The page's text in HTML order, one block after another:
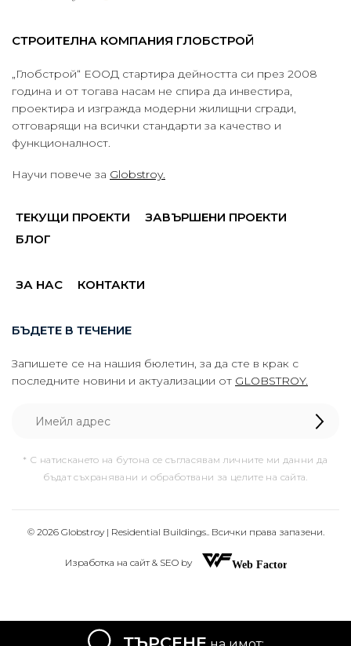
СТРОИТЕЛНА КОМПАНИЯ ГЛОБСТРОЙ
„Глобстрой“ ЕООД стартира дейността си през 2008
година и от тогава насам не спира да инвестира,
проектира и изгражда модерни жилищни сгради,
отговарящи на всички стандарти за качество и
функционалност.
Научи повече за Globstroy.
ТЕКУЩИ ПРОЕКТИ
ЗАВЪРШЕНИ ПРОЕКТИ
БЛОГ
ЗА НАС КОНТАКТИ
БЪДЕТЕ В ТЕЧЕНИЕ
Запишете се на нашия бюлетин, за да сте в крак с
последните новини и актуализации от GLOBSTROY.
* С натискането на бутона се съгласявам личните ми данни да
бъдат съхранявани и обработвани за целите на сайта.
© 2026 Globstroy | Residential Buildings.. Всички права запазени.
Изработка на сайт & SEO by